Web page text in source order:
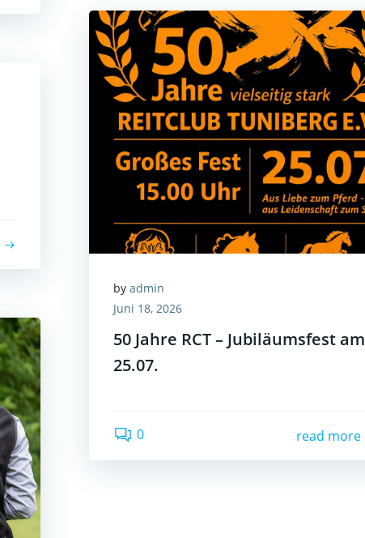
by admin
Juni 18, 2026
50 Jahre RCT – Jubiläumsfest am
25.07.
0 read more